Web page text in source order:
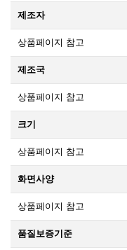
제조자
상품페이지 참고
제조국
상품페이지 참고
크기
상품페이지 참고
화면사양
상품페이지 참고
품질보증기준